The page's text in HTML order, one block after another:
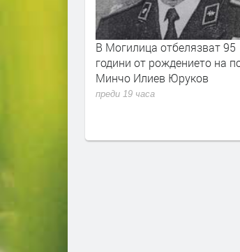
В Могилица отбелязват 95
години от рождението на полк.
Минчо Илиев Юруков
преди 19 часа